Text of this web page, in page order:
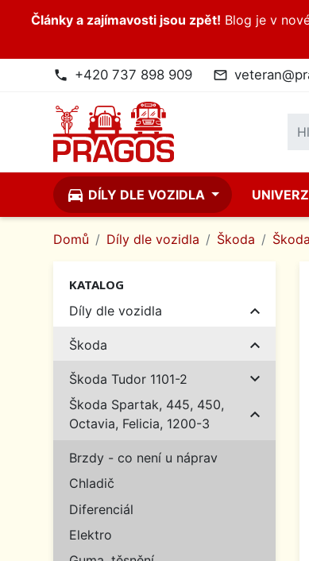
Články a zajímavosti jsou zpět! Blog je v
phone +420 737 898 909 mail_outline
directions_car DÍLY DLE VOZIDLA
Domů Díly dle vozidla Škoda
KATALOG
Díly dle vozidla

Škoda 
Škoda Tudor 1101-2 
Škoda Spartak, 445, 450,
Octavia, Felicia, 1200-3

Brzdy - co není u náprav
Chladič
Diferenciál
Elektro